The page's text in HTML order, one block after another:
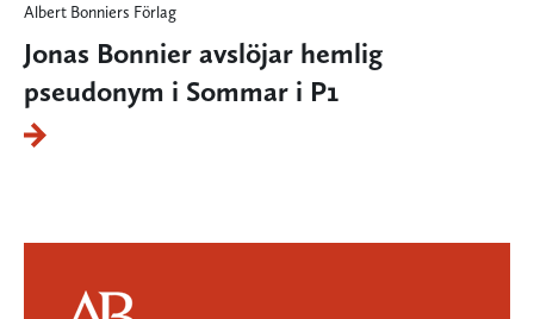
Albert Bonniers Förlag
Jonas Bonnier avslöjar hemlig
pseudonym i Sommar i P1